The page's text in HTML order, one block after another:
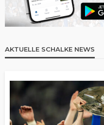
AKTUELLE SCHALKE NEWS